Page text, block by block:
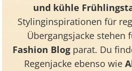
und kühle
Stylinginspirationen für
Übergangsjackestehen
Fashion Blog parat. Du
Regenjacke ebenso wie